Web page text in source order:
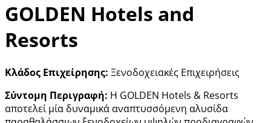
GOLDEN Hotels and
Resorts
Κλάδος Επιχείρησης: Ξενοδοχειακές Επιχειρήσεις
Σύντομη Περιγραφή: Η GOLDEN Hotels & Resorts
αποτελεί μία δυναμικά αναπτυσσόμενη αλυσίδα